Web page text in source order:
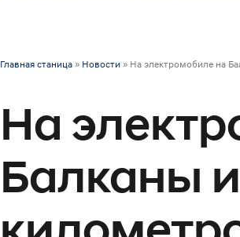
Главная станица » Новости » На электромобиле на
На
Балканы